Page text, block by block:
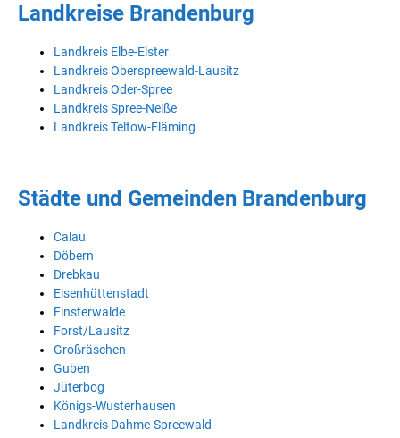
Landkreise Brandenburg
Landkreis Elbe-Elster
Landkreis Oberspreewald-Lausitz
Landkreis Oder-Spree
Landkreis Spree-Neiße
Landkreis Teltow-Fläming
Städte und Gemeinden Brandenburg
Calau
Döbern
Drebkau
Eisenhüttenstadt
Finsterwalde
Forst/Lausitz
Großräschen
Guben
Jüterbog
Königs-Wusterhausen
Landkreis Dahme-Spreewald